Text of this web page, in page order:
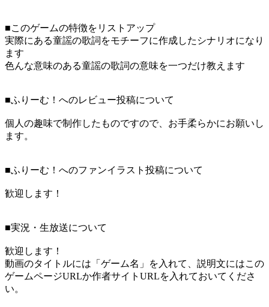
■このゲームの特徴をリストアップ
実際にある童謡の歌詞をモチーフに作成したシナリオになり
ます
色んな意味のある童謡の歌詞の意味を一つだけ教えます
■ふりーむ！へのレビュー投稿について
個人の趣味で制作したものですので、お手柔らかにお願いし
ます。
■ふりーむ！へのファンイラスト投稿について
歓迎します！
■実況・生放送について
歓迎します！
動画のタイトルには「ゲーム名」を入れて、説明文にはこの
ゲームページURLか作者サイトURLを入れておいてくださ
い。